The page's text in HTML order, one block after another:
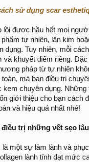
sử dụng scar
lồi được hầu hết mọi
tự nhiên, lăn kim
dụng. Tuy nhiên, mỗi
và khuyết điểm riêng.
pháp từ tự nhiên
toàn, mà bạn điều trị
kem chuyên dụng. Những
giới thiệu cho bạn cách
và hiệu quả nhất nhé!
trị những vết sẹo
một sự làm lành và
lành tính đạt mức